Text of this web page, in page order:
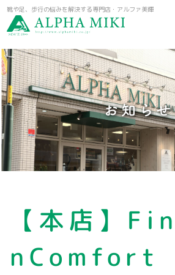
靴や足、歩行の悩みを解決する専門店・アルファ美輝
お知らせ
【本店】Fin
nComfort